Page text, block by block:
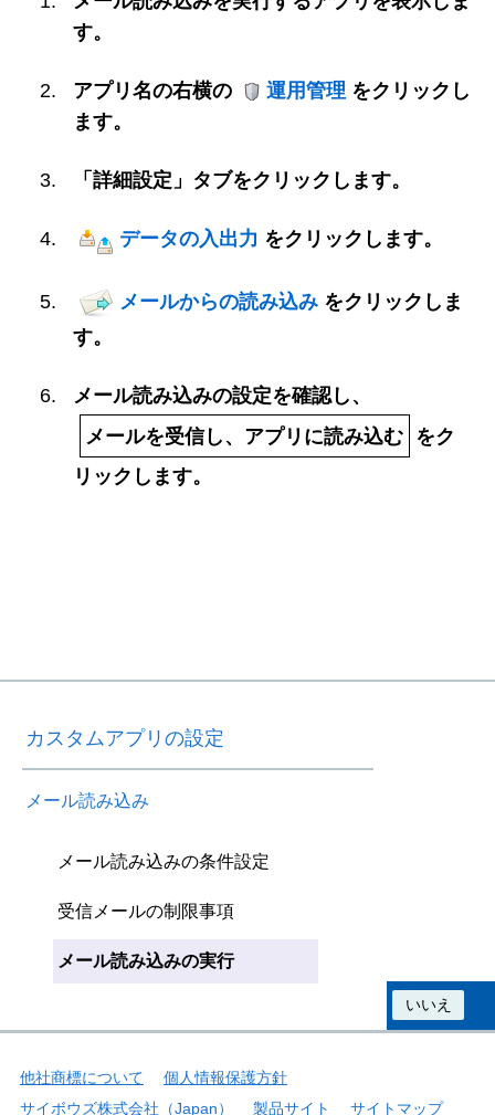
す。
アプリ名の右横の 運用管理 をクリックし
ます。
「詳細設定」タブをクリックします。
データの入出力 をクリックします。
メールからの読み込み をクリックしま
す。
メール読み込みの設定を確認し、
メールを受信し、アプリに読み込む をク
リックします。
カスタムアプリの設定
メール読み込み
メール読み込みの条件設定
受信メールの制限事項
メール読み込みの実行
いいえ
他社商標について
個人情報保護方針
サイボウズ株式会社（Japan）
製品サイト サイトマップ